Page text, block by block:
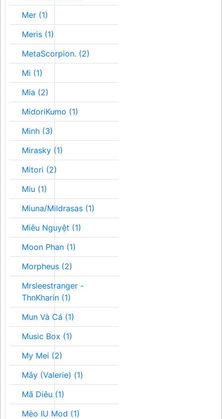
Mer (1)
Meris (1)
MetaScorpion. (2)
Mi (1)
Mia (2)
MidoriKumo (1)
Minh (3)
Mirasky (1)
Mitori (2)
Miu (1)
Miuna/Mildrasas (1)
Miêu Nguyệt (1)
Moon Phan (1)
Morpheus (2)
Mrsleestranger -
ThnKharin (1)
Mun Và Cá (1)
Music Box (1)
My Mei (2)
Mây (Valerie) (1)
Mã Diêu (1)
Mèo IU Mod (1)